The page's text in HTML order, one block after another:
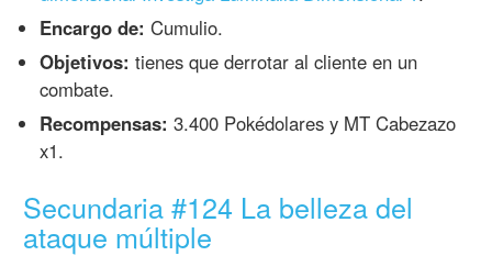
Encargo de: Cumulio.
Objetivos: tienes que derrotar al cliente en un
combate.
Recompensas: 3.400 Pokédolares y MT Cabezazo
x1.
Secundaria #124 La belleza del
ataque múltiple